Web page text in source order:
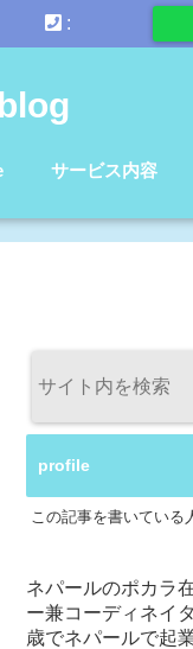
:
サービス内容
profile
この記事を書いている
ネパールのポカラ
ー兼コーディネイ
歳でネパールで起